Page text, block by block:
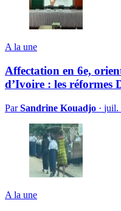
A la une
Affectation en 6e,
d’Ivoire : les réformes
ParSandrine Kouadjo · juil.
A la une